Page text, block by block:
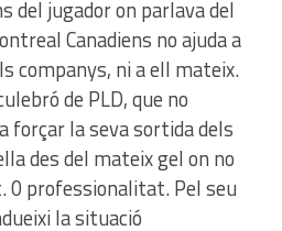
del jugador on parlava del
Canadiens no ajuda a
companys, ni a ell mateix.
de PLD, que no
forçar la seva sortida dels
des del mateix gel on no
0 professionalitat. Pel seu
la situació